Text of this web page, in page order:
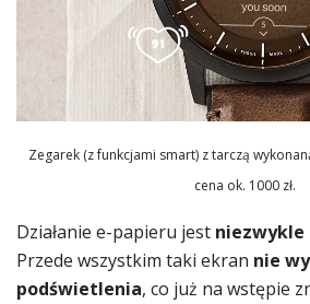
Zegarek (z funkcjami smart) z tarczą
cena ok. 1000 zł.
Działanie e-papieru jest niezwykle
Przede wszystkim taki ekran nie
podświetlenia, co już na wstępie